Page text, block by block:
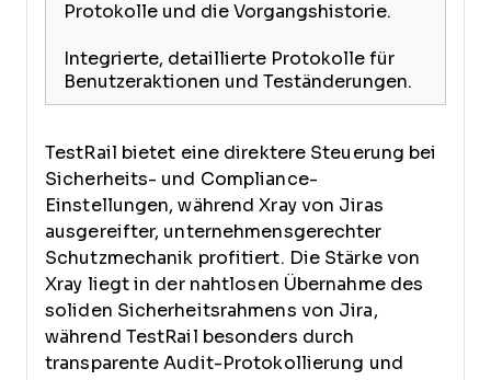
Protokolle und die Vorgangshistorie.
Integrierte, detaillierte Protokolle für
Benutzeraktionen und Teständerungen.
TestRail bietet eine direktere Steuerung bei
Sicherheits- und Compliance-
Einstellungen, während Xray von Jiras
ausgereifter, unternehmensgerechter
Schutzmechanik profitiert. Die Stärke von
Xray liegt in der nahtlosen Übernahme des
soliden Sicherheitsrahmens von Jira,
während TestRail besonders durch
transparente Audit-Protokollierung und